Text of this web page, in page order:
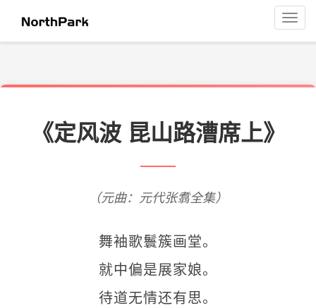
菜
单
《定风波 昆山路漕席上》
（元曲：元代张翥全集）
舞袖歌鬟簇画堂。
就中偏是展家娘。
待道无情还有思。